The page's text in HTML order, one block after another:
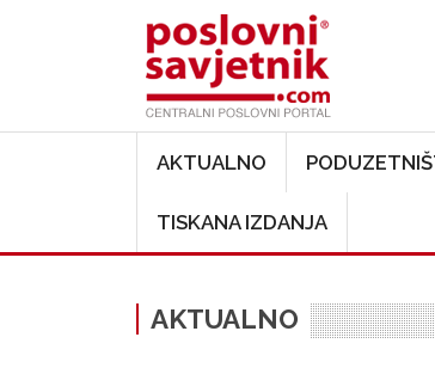
AKTUALNO
TISKANA IZDANJA
AKTUALNO